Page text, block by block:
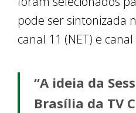
pode ser sintonizada
canal 11 (NET) e
“A ideia da
Brasília da TV